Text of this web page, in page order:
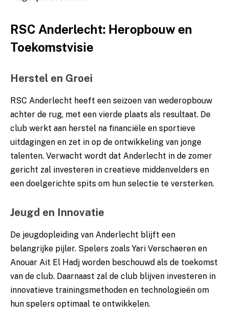
RSC Anderlecht: Heropbouw en
Toekomstvisie
Herstel en Groei
RSC Anderlecht heeft een seizoen van wederopbouw
achter de rug, met een vierde plaats als resultaat. De
club werkt aan herstel na financiële en sportieve
uitdagingen en zet in op de ontwikkeling van jonge
talenten. Verwacht wordt dat Anderlecht in de zomer
gericht zal investeren in creatieve middenvelders en
een doelgerichte spits om hun selectie te versterken.
Jeugd en Innovatie
De jeugdopleiding van Anderlecht blijft een
belangrijke pijler. Spelers zoals Yari Verschaeren en
Anouar Ait El Hadj worden beschouwd als de toekomst
van de club. Daarnaast zal de club blijven investeren in
innovatieve trainingsmethoden en technologieën om
hun spelers optimaal te ontwikkelen.